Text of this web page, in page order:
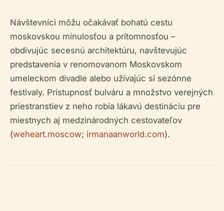
Návštevníci môžu očakávať bohatú cestu
moskovskou minulosťou a prítomnosťou –
obdivujúc secesnú architektúru, navštevujúc
predstavenia v renomovanom Moskovskom
umeleckom divadle alebo užívajúc si sezónne
festivaly. Prístupnosť bulváru a množstvo verejných
priestranstiev z neho robia lákavú destináciu pre
miestnych aj medzinárodných cestovateľov
(weheart.moscow; irmanaanworld.com).